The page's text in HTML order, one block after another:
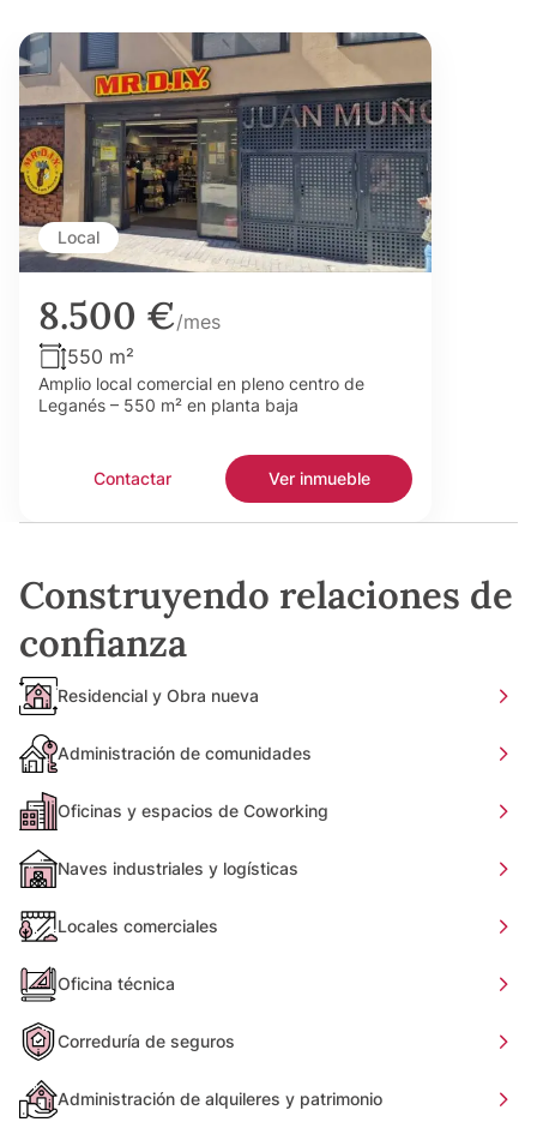
Local
8.500 €/mes
550 m²
Amplio local comercial en pleno centro de
Leganés – 550 m² en planta baja
Contactar Ver inmueble
Construyendo relaciones de
confianza
Residencial y Obra nueva
Administración de comunidades
Oficinas y espacios de Coworking
Naves industriales y logísticas
Locales comerciales
Oficina técnica
Correduría de seguros
Administración de alquileres y patrimonio